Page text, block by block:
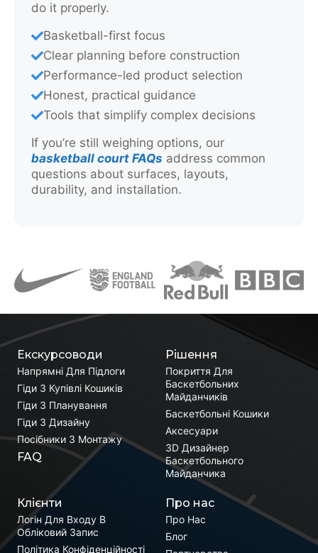
do it properly.
Basketball-first focus
Clear planning before construction
Performance-led product selection
Honest, practical guidance
Tools that simplify complex decisions
If you’re still weighing options, our
basketball court FAQs address common
questions about surfaces, layouts,
durability, and installation.
Рішення
Покриття Для
Баскетбольних
Майданчиків
Баскетбольні Кошики
Аксесуари
3D Дизайнер
Баскетбольного
Майданчика
Екскурсоводи
Напрямні Для Підлоги
Гіди З Купівлі Кошиків
Гіди З Планування
Гіди З Дизайну
Посібники З Монтажу
FAQ
Клієнти
Логін Для Входу В
Обліковий Запис
Політика Конфіденційності
Про нас
Про Нас
Блог